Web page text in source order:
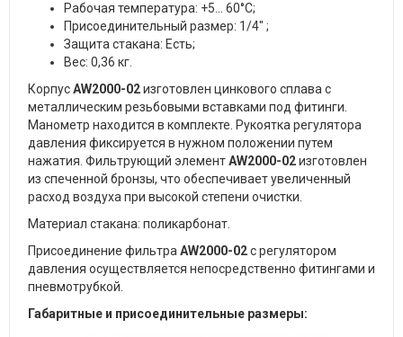
Рабочая температура: +5... 60°C;
Присоединительный размер: 1/4" ;
Защита стакана: Есть;
Вес: 0,36 кг.
КорпусAW2000-02изготовлен цинкового сплава с
металлическим резьбовыми вставками под фитинги.
Манометр находится в комплекте. Рукоятка регулятора
давления фиксируется в нужном положении путем
нажатия. Фильтрующий элементAW2000-02изготовлен
из спеченной бронзы, что обеспечивает увеличенный
расход воздуха при высокой степени очистки.
Материал стакана: поликарбонат.
Присоединение фильтра AW2000-02с регулятором
давления осуществляется непосредственно фитингами и
пневмотрубкой.
Габаритные и присоединительные размеры: